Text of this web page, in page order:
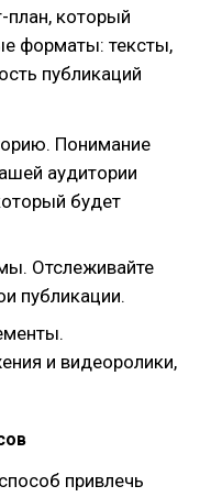
план, который
форматы: тексты,
публикаций
Понимание
аудитории
будет
Отслеживайте
публикации.
и видеоролики,
привлечь